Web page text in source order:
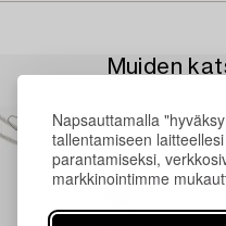
Napsauttamalla
tallentamiseen
parantamiseksi,
markkinointimme
Muiden